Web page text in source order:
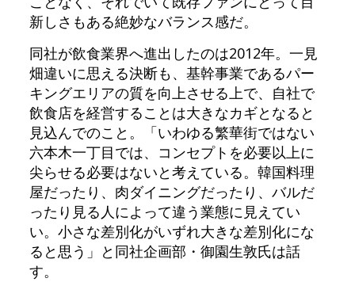
新しさもある絶妙なバランス感だ。
同社が飲食業界へ進出したのは2012年。一見
畑違いに思える決断も、基幹事業であるパー
キングエリアの質を向上させる上で、自社で
飲食店を経営することは大きなカギとなると
見込んでのこと。「いわゆる繁華街ではない
六本木一丁目では、コンセプトを必要以上に
尖らせる必要はないと考えている。韓国料理
屋だったり、肉ダイニングだったり、バルだ
ったり見る人によって違う業態に見えてい
い。小さな差別化がいずれ大きな差別化にな
ると思う」と同社企画部・御園生敦氏は話
す。